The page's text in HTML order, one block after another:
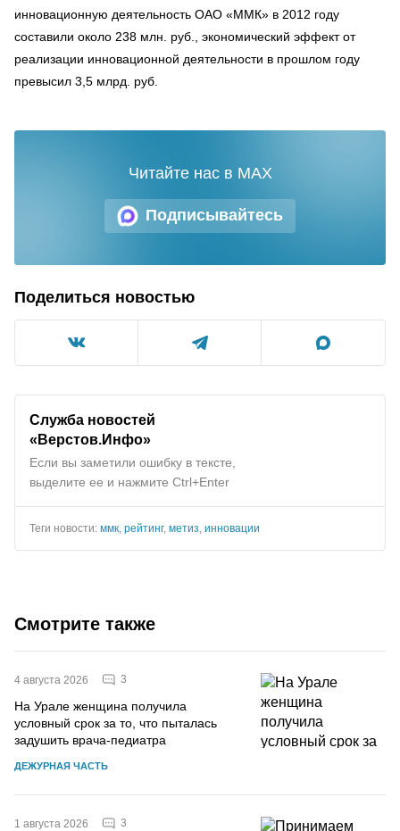
инновационную деятельность ОАО «ММК» в 2012 году
составили около 238 млн. руб., экономический эффект от
реализации инновационной деятельности в прошлом году
превысил 3,5 млрд. руб.
Подписывайтесь
Читайте нас в MAX
Поделиться новостью
Служба новостей
«Верстов.Инфо»
Если вы заметили ошибку в тексте,
выделите ее и нажмите Ctrl+Enter
Теги новости: ммк рейтинг, метиз инновации
Смотрите также
4 августа 2026 3
На Урале женщина получила
условный срок за то, что пыталась
задушить врача-педиатра
ДЕЖУРНАЯ ЧАСТЬ
1 августа 2026 3